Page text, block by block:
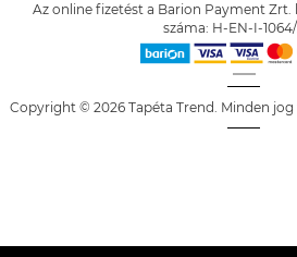
Az online fizetést a Barion Payment Zrt.
száma: H-EN-I-1064/
Copyright © 2026 Tapéta Trend. Minden